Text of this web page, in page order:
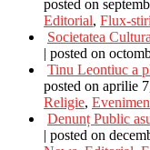
posted on
Editorial, Flux-stiri
Societatea
| posted on
Tinu Leontiuc a
posted on aprilie
Religie,
Denunț Public
| posted on